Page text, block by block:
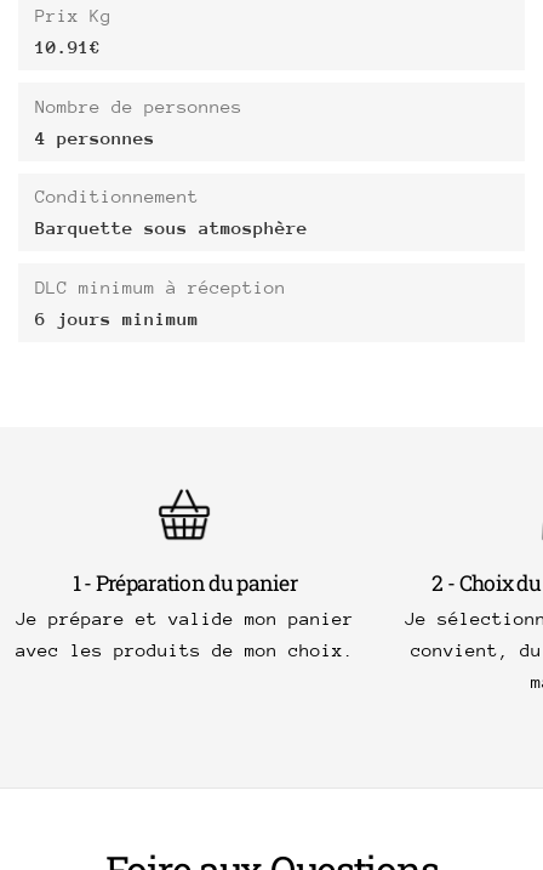
Prix Kg
10.91€
Nombre de personnes
4 personnes
Conditionnement
Barquette sous atmosphère
DLC minimum à réception
6 jours minimum
1 - Préparation du panier
Je prépare et valide mon panier
avec les produits de mon choix.
2 - Choix
Je
convient,